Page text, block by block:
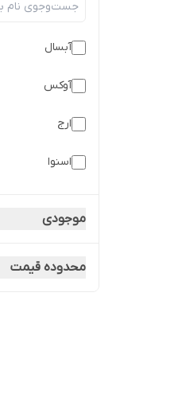
آبسال
آوکس
ارج
اسنوا
پاکشوما
موجودی
محدوده قیمت